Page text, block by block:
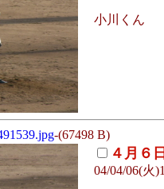
小川くん
-(67498 B)
４月６日
04/04/06(火